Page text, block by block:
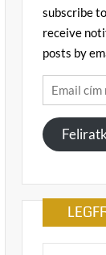
subscribe
receive
posts by
Email
cím
megadása